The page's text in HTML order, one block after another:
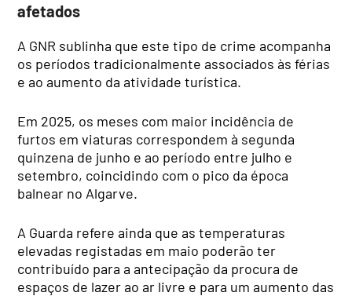
afetados
A GNR sublinha que este tipo de crime acompanha
os períodos tradicionalmente associados às férias
e ao aumento da atividade turística.
Em 2025, os meses com maior incidência de
furtos em viaturas correspondem à segunda
quinzena de junho e ao período entre julho e
setembro, coincidindo com o pico da época
balnear no Algarve.
A Guarda refere ainda que as temperaturas
elevadas registadas em maio poderão ter
contribuído para a antecipação da procura de
espaços de lazer ao ar livre e para um aumento das